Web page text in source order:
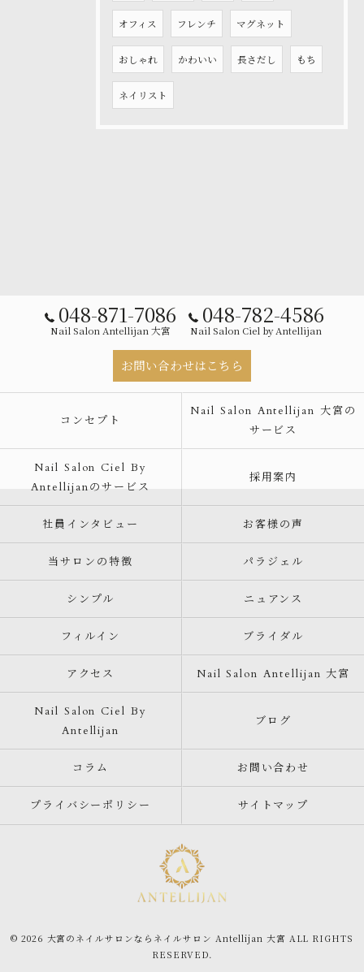
オフィス フレンチ マグネット
おしゃれ かわいい 長さだし もち
ネイリスト
048-871-7086
Nail Salon Antellijan 大宮
048-782-4586
Nail Salon Ciel by Antellijan
お問い合わせはこちら
コンセプト
Nail Salon Antellijan 大宮の
サービス
Nail Salon Ciel By
Antellijanのサービス
採用案内
社員インタビュー お客様の声
当サロンの特徴 パラジェル
シンプル ニュアンス
フィルイン ブライダル
アクセス Nail Salon Antellijan 大宮
Nail Salon Ciel By
Antellijan
ブログ
コラム お問い合わせ
プライバシーポリシー サイトマップ
© 2026 大宮のネイルサロンならネイルサロン Antellijan 大宮 ALL RIGHTS
RESERVED.